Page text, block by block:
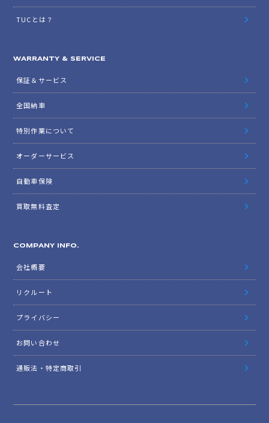
TUCとは？
WARRANTY & SERVICE
保証＆サービス
全国納車
特別作業について
オーダーサービス
自動車保険
買取無料査定
COMPANY INFO.
会社概要
リクルート
プライバシー
お問い合わせ
通販法・特定商取引